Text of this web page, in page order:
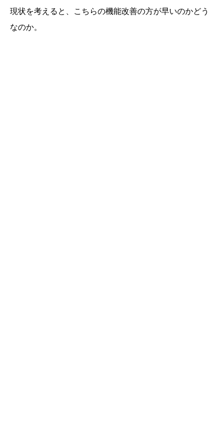
現状を考えると、こちらの機能改善の方が早いのかどう
なのか。